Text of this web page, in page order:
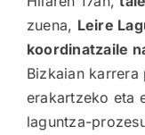
zuena, Leire
koordinatzaile
Bizkaian
erakartzeko eta
laguntza-